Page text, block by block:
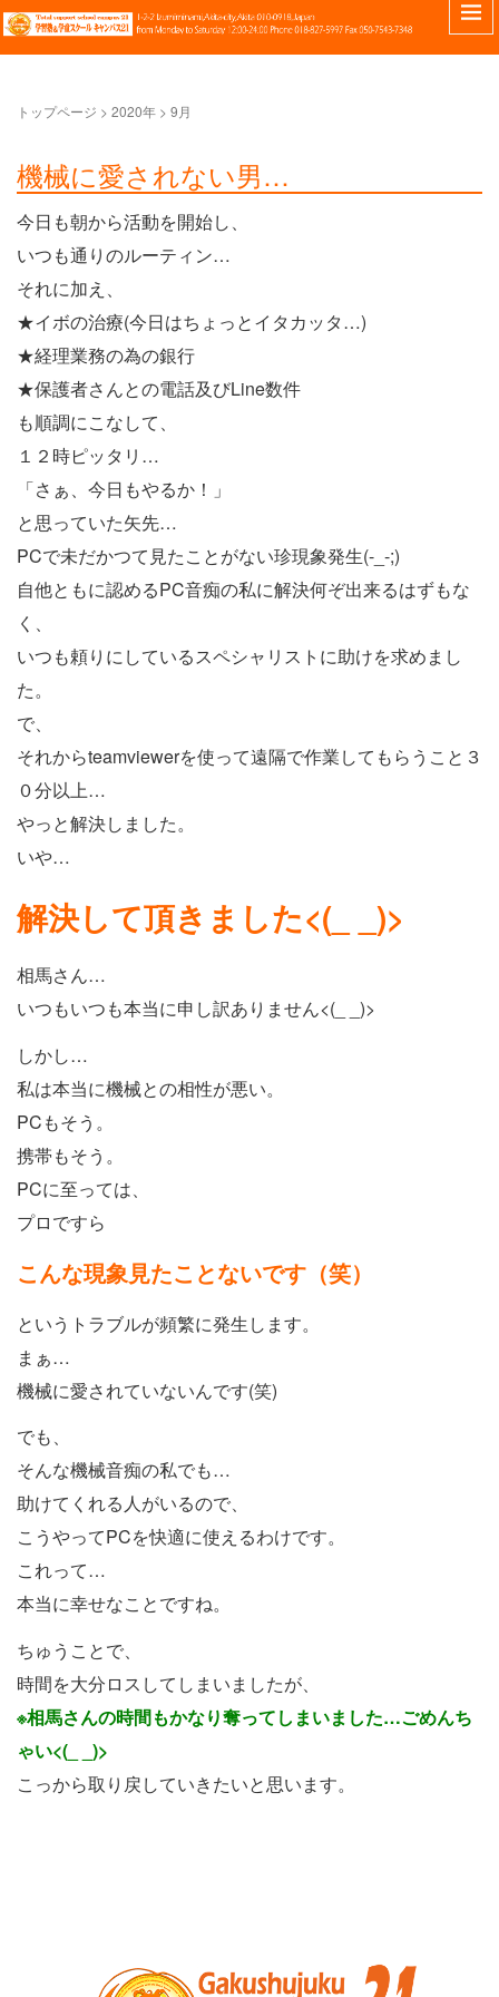
トップページ > 2020年 > 9月
機械に愛されない男…
今日も朝から活動を開始し、
いつも通りのルーティン…
それに加え、
★イボの治療(今日はちょっとイタカッタ…)
★経理業務の為の銀行
★保護者さんとの電話及びLine数件
も順調にこなして、
１２時ピッタリ…
「さぁ、今日もやるか！」
と思っていた矢先…
PCで未だかつて見たことがない珍現象発生(-_-;)
自他ともに認めるPC音痴の私に解決何ぞ出来るはずもな
く、
いつも頼りにしているスペシャリストに助けを求めまし
た。
で、
それからteamviewerを使って遠隔で作業してもらうこと３
０分以上…
やっと解決しました。
いや…
解決して頂きました<(_ _)>
相馬さん…
いつもいつも本当に申し訳ありません<(_ _)>
しかし…
私は本当に機械との相性が悪い。
PCもそう。
携帯もそう。
PCに至っては、
プロですら
こんな現象見たことないです（笑）
というトラブルが頻繁に発生します。
まぁ…
機械に愛されていないんです(笑)
でも、
そんな機械音痴の私でも…
助けてくれる人がいるので、
こうやってPCを快適に使えるわけです。
これって…
本当に幸せなことですね。
ちゅうことで、
時間を大分ロスしてしまいましたが、
※相馬さんの時間もかなり奪ってしまいました…ごめんち
ゃい<(_ _)>
こっから取り戻していきたいと思います。